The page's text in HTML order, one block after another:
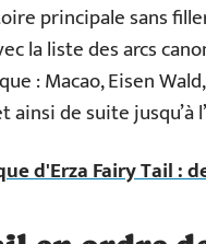
principale sans
la liste des arcs
: Macao, Eisen
de suite jusqu’à
d'Erza Fairy Tail :